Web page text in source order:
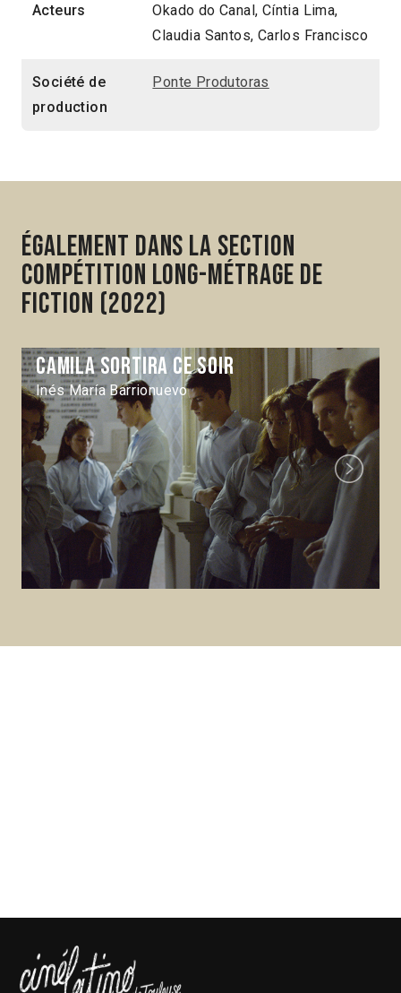
Acteurs
Okado do Canal, Cíntia Lima,
Claudia Santos, Carlos Francisco
Société de
production
Ponte Produtoras
Également dans la section
Compétition Long-métrage de
fiction (2022)
Camila sortira ce soir
Inés María Barrionuevo
Next